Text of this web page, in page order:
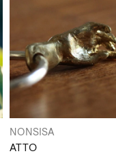
NONSISA
ATTO